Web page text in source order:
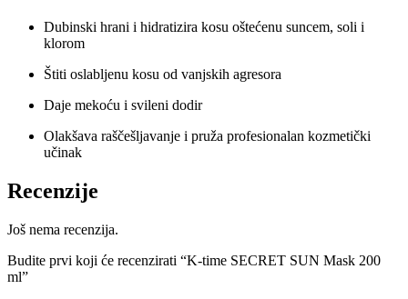
Dubinski hrani i hidratizira kosu oštećenu suncem, soli i
klorom
Štiti oslabljenu kosu od vanjskih agresora
Daje mekoću i svileni dodir
Olakšava raščešljavanje i pruža profesionalan kozmetički
učinak
Recenzije
Još nema recenzija.
Budite prvi koji će recenzirati “K-time SECRET SUN Mask 200
ml”